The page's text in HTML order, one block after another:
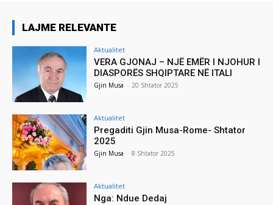
LAJME RELEVANTE
Aktualitet
VERA GJONAJ – NJË EMËR I NJOHUR I
DIASPORËS SHQIPTARE NË ITALI
Gjin Musa - 20 Shtator 2025
Aktualitet
Pregaditi Gjin Musa-Rome- Shtator
2025
Gjin Musa - 8 Shtator 2025
Aktualitet
Nga: Ndue Dedaj